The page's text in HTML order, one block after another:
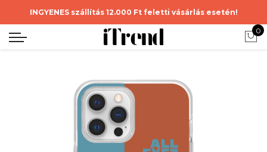
INGYENES szállítás 12.000 Ft feletti vásárlás esetén!
0